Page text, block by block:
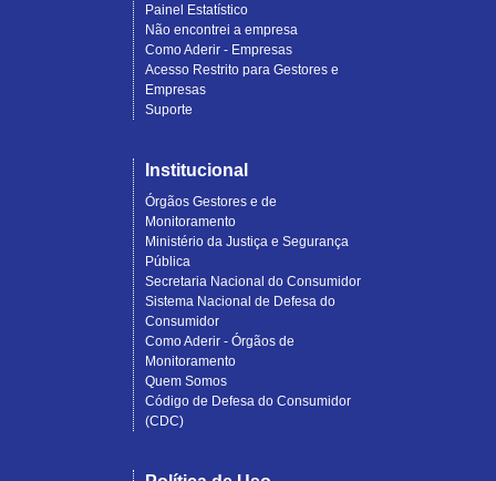
Painel Estatístico
Não encontrei a empresa
Como Aderir - Empresas
Acesso Restrito para Gestores e
Empresas
Suporte
Institucional
Órgãos Gestores e de
Monitoramento
Ministério da Justiça e Segurança
Pública
Secretaria Nacional do Consumidor
Sistema Nacional de Defesa do
Consumidor
Como Aderir - Órgãos de
Monitoramento
Quem Somos
Código de Defesa do Consumidor
(CDC)